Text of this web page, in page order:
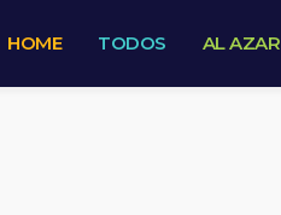
HOME TODOS AL AZAR